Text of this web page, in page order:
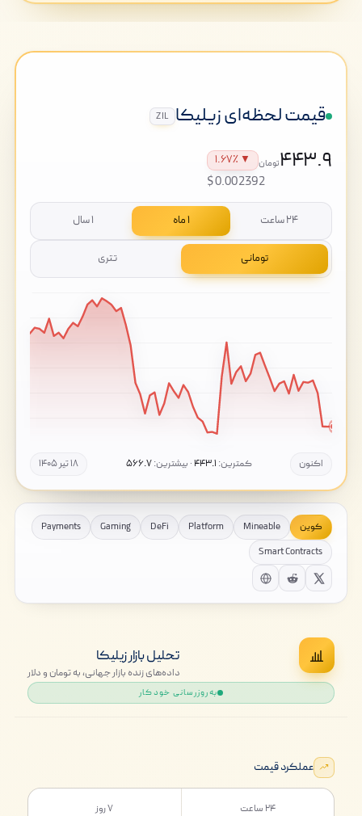
قیمت لحظه‌ای زیلیکا ZIL
۴۴۳.۹تومان ▼ ۱.۶۷٪
$0.002392
۲۴ ساعت ۱ ماه ۱ سال
تومانی تتری
۱۸ تیر ۱۴۰۵ کمترین: ۴۴۳.۱· بیشترین:۵۶۶.۷ اکنون
کوین Mineable
Platform
DeFi
Gaming
Payments
Smart Contracts
تحلیل بازار زیلیکا
داده‌های زنده بازار جهانی، به تومان و دلار
به‌روزرسانی خودکار
عملکرد قیمت
۲۴ ساعت ۷ روز